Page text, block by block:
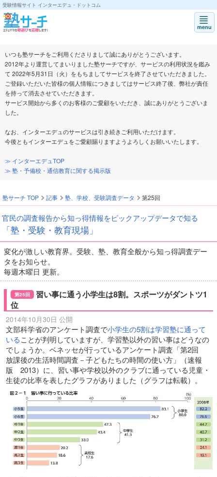
受験情報サイト インターエデュ・ドットコム
進学塾や予備校の口コミ・評判ならインターエデュの「塾サーチ」|インター
menu
いつも塾サーチをご利用くださりまして誠にありがとうございます。
2012年より運営してまいりました塾サーチですが、サービスの利用状況を鑑み
て 2022年5月31日（火）をもちましてサービスを終了させていただきました。
ご登録いただいた皆様の個人情報につきましてはサービス終了後、弊社が責任
を持って消去させていただきます。
サービス開始から多くのお客様のご愛顧をいただき、誠にありがとうございま
した。
なお、インターエデュのサービスは引き続きご利用いただけます。
今後ともインターエデュをご愛顧賜りますようよろしくお願いいたします。
≫ インターエデュTOP
≫ 塾・予備校・通信教育に関する掲示版
塾サーチ TOP 記事 塾、学校、受験調査データ 第25回
官民の調査報告から知っ得情報をピックアップデータで知る
「塾・受験・教育現場」
変化が激しい教育界。受験、塾、教育全般から知っ得調査デー
タをお知らせ。
毎週木曜日 更新。
第25回
習い事に通う小学生は8割。スポーツがダントツ1
位
2014年10月30日 公開
文部科学省のアンケート調査で小学生の5割は学習塾に通って
いることが判明していますが、学習塾以外の習い事はどうなの
でしょうか。ベネッセが行っているアンケート調査「第2回
放課後の生活時間調査－子どもたちの時間の使い方」（速報
版 2013）に、習い事や学校以外のクラブに通っている児童・
生徒の比率を表したグラフがありました（グラフは転載）。